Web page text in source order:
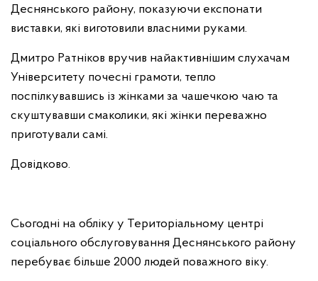
Деснянського району, показуючи експонати
виставки, які виготовили власними руками.
Дмитро Ратніков вручив найактивнішим слухачам
Університету почесні грамоти, тепло
поспілкувавшись із жінками за чашечкою чаю та
скуштувавши смаколики, які жінки переважно
приготували самі.
Довідково.
Сьогодні на обліку у Територіальному центрі
соціального обслуговування Деснянського району
перебуває більше 2000 людей поважного віку.